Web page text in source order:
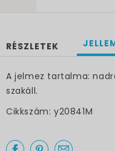
RÉSZLETEK
A jelmez tartalma:
szakáll.
Cikkszám: y20841M